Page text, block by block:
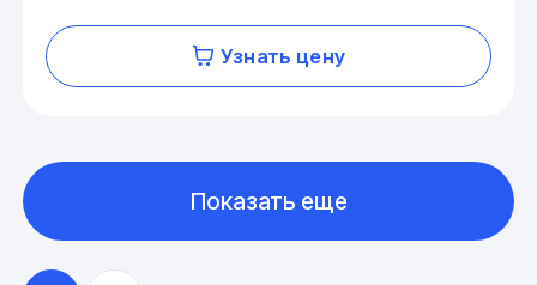
Узнать цену
Показать еще